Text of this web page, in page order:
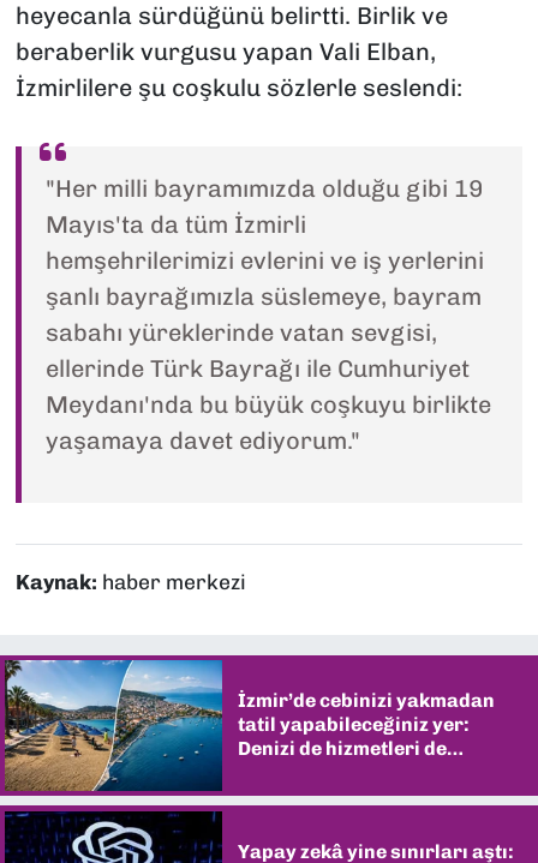
heyecanla sürdüğünü belirtti. Birlik ve
beraberlik vurgusu yapan Vali Elban,
İzmirlilere şu coşkulu sözlerle seslendi:
"Her milli bayramımızda olduğu gibi 19
Mayıs'ta da tüm İzmirli
hemşehrilerimizi evlerini ve iş yerlerini
şanlı bayrağımızla süslemeye, bayram
sabahı yüreklerinde vatan sevgisi,
ellerinde Türk Bayrağı ile Cumhuriyet
Meydanı'nda bu büyük coşkuyu birlikte
yaşamaya davet ediyorum."
Kaynak: haber merkezi
İzmir’de cebinizi yakmadan
tatil yapabileceğiniz yer:
Denizi de hizmetleri de
Yapay zekâ yine sınırları aştı: